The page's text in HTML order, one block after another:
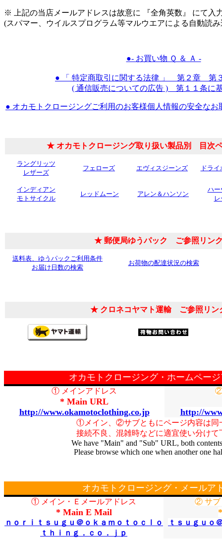
※ 上記の当店メールアドレスは故意に 『全角英数』 にて入
(スパマー、ウイルスプログラム等マルウエアによる自動読
●- お買い物 Ｑ ＆ Ａ -
● 「 特定商取引に関する法律 」 第２章 第
( 通信販売についての広告 ) 第１１条に
● オカモトクロージングご利用のお客様個人情報の安全な
★ オカモトクロージング取り扱い製品別 目次
ラングリッツ
レザーズ
フェローズ エヴィスジーンズ ドラ
インディアン
モトサイクル
レッドムーン アレン＆ハンソン
ハー
★ 郵便局ゆうパック ご参照リン
送料表、ゆうパックご利用条件
お届け日数の検索
お荷物の配達状況の検索
★ クロネコヤマト運輸 ご参照リ
オカモトクロージング・ホームペー
① メインアドレス ②
* Main URL
http://www.okamotoclothing.co.jp
http://
①メイン、②サブともにページ内容は同
接続不良、混雑時などに適宜使い分けて
We have "Main" and "Sub" URL, both contents
Please browse which one when another one
オカモトクロージング・メールア
① メイン・Ｅメールアドレス ② サブ
* Main E Mail
ｎｏｒｉｔｓｕｇｕ＠ｏｋａｍｏｔｏｃｌｏ
ｔｈｉｎｇ．ｃｏ．ｊｐ
ｔｓｕｇｕｏ